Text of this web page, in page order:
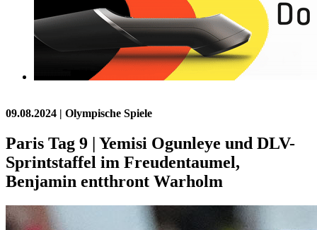
09.08.2024 | Olympische Spiele
Paris Tag 9 | Yemisi Ogunleye und DLV-
Sprintstaffel im Freudentaumel,
Benjamin entthront Warholm